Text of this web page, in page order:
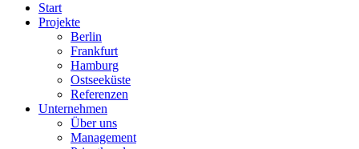
Start
Projekte
Berlin
Frankfurt
Hamburg
Ostseeküste
Referenzen
Unternehmen
Über uns
Management